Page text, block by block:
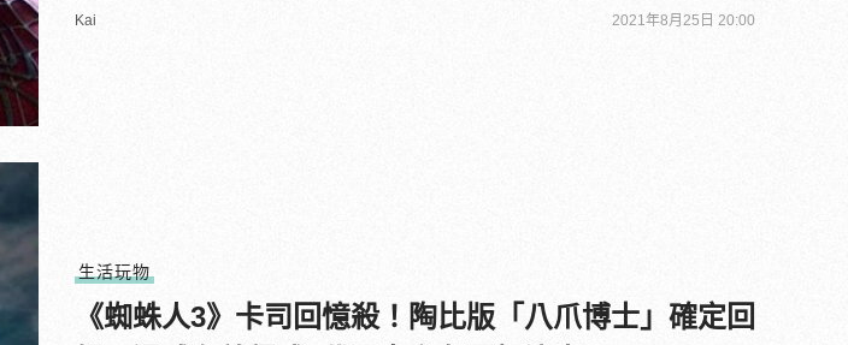
Kai 2021年8月25日 20:00
生活玩物
《蜘蛛人3》卡司回憶殺！陶比版「八爪博士」確定回